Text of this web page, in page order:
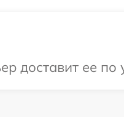
доставит ее по